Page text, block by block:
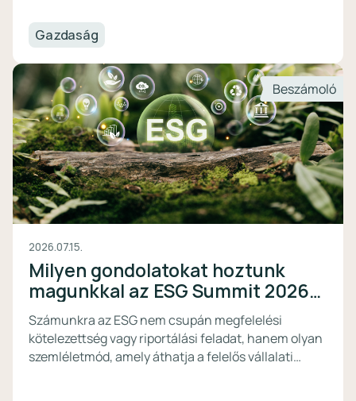
mennyire önálló valójában a céged.
Gazdaság
Beszámoló
2026.07.15.
Milyen gondolatokat hoztunk
magunkkal az ESG Summit 2026-
ról?
Számunkra az ESG nem csupán megfelelési
kötelezettség vagy riportálási feladat, hanem olyan
szemléletmód, amely áthatja a felelős vállalati